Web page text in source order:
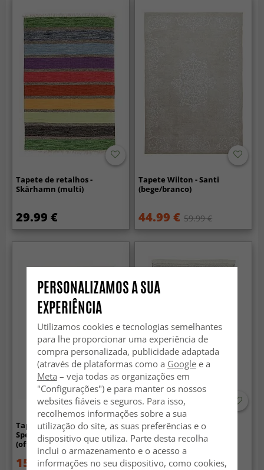
Tapete de retalhos -
Skärhamn (multi)
29.99 €
Tapete Wilton - Santi
(bege/branco)
44.99 € 59.99 €
Tapete de viscose - Jodhpur
Special Luxury Edition
(offwhite)
159 € 199 €
Tapete de lã - Coastal
(greige)
20.99 € 29.99 €
PERSONALIZAMOS A SUA
EXPERIÊNCIA
Utilizamos cookies e tecnologias semelhantes
para lhe proporcionar uma experiência de
compra personalizada, publicidade adaptada
(através de plataformas como a Googlee a
Meta – veja todas as organizações em
"Configurações") e para manter os nossos
websites fiáveis e seguros. Para isso,
recolhemos informações sobre a sua
utilização do site, as suas preferências e o
dispositivo que utiliza. Parte desta recolha
inclui o armazenamento e o acesso a
informações no seu dispositivo, como cookies,